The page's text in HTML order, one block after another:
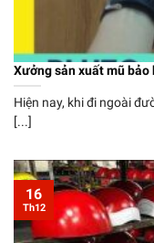
Xưởng sản xuất mũ
Hiện nay, khi đi ngoài
[...]
16
Th12